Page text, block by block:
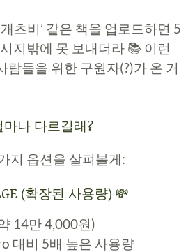
츠비’ 같은 책을 업로드하면 5
지밖에 못 보내더라 📚 이런
람들을 위한 구원자(?)가 온 거
나 다르길래?
지 옵션을 살펴볼게:
(확장된 사용량) 💸
14만 4,000원)
대비 5배 높은 사용량